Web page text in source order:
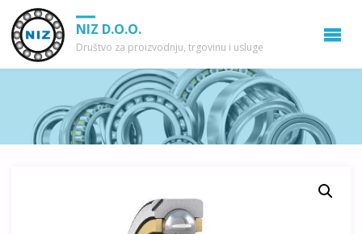
NIZ D.O.O.
Društvo za proizvodnju, trgovinu i usluge